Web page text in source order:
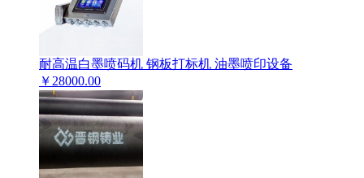
耐高温白墨喷码机 钢板打标机 油墨喷印设备
￥ 28000.00